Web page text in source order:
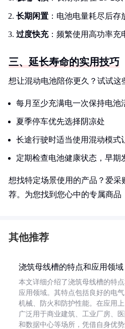
长期闲置 ：电池电量耗尽后存
过度快充：频繁使用高功率充
三、延长寿命的实用技巧
想让混动电池陪你更久？试试这
每月至少充满电一次保持电池
夏季停车优先选择阴凉处
长途行驶时适当使用混动模式
定期检查电池健康状态，早期
想找特定场景使用的产品？爱采
荐。为您找到您心中的专属商品
其他推荐
浇筑母线槽的特点和应用领域
本文详细介绍了浇筑母线槽的特点
应用领域。其特点包括良好的电气
机械、防火和防护性能。在应用上
广泛用于商业建筑、工业厂房、
和数据中心等场所，凭借自身优